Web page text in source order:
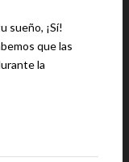
sueño, ¡Sí!
la